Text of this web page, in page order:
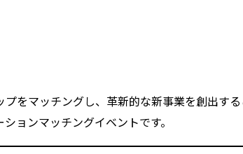
をマッチングし、革新的な新事業を創出す
ョンマッチングイベントです。